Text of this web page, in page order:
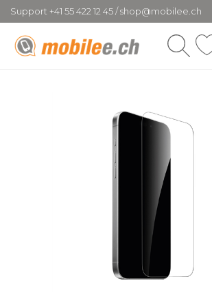
Support +41 55 422 12 45 / shop@mobilee.ch